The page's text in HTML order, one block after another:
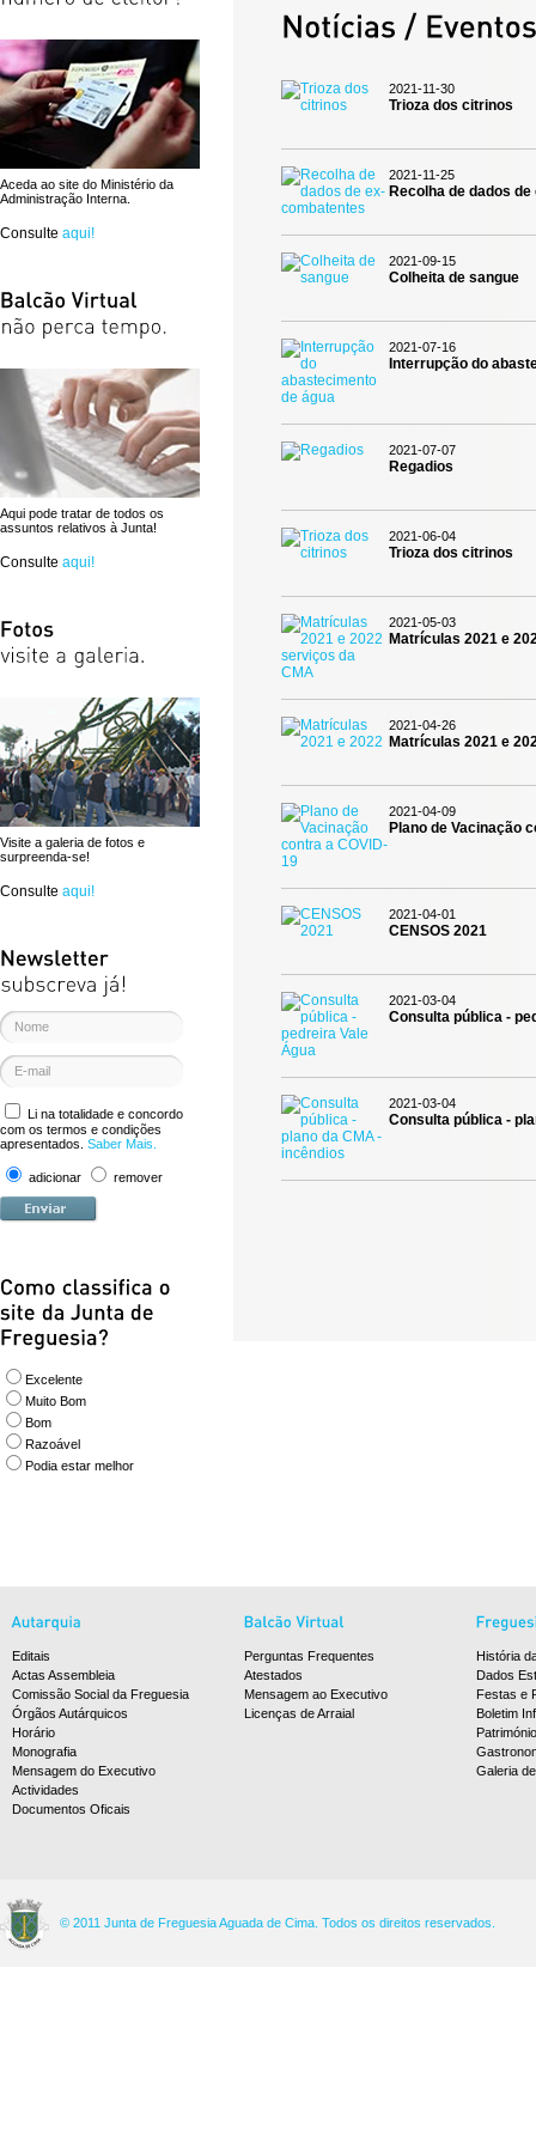
Aceda ao site do Ministério da
Administração Interna.
Consulte aqui!
Aqui pode tratar de todos os
assuntos relativos à Junta!
Consulte aqui!
Visite a galeria de fotos e
surpreenda-se!
Consulte aqui!
Li na totalidade e concordo
com os termos e condições
apresentados. Saber Mais.
adicionar remover
Excelente
Muito Bom
Bom
Razoável
Podia estar melhor
2021-11-30
Trioza dos citrinos
2021-11-25
Recolha de dados
2021-09-15
Colheita de sangue
2021-07-16
Interrupção do
2021-07-07
Regadios
2021-06-04
Trioza dos citrinos
2021-05-03
Matrículas 2021 e
2021-04-26
Matrículas 2021 e
2021-04-09
Plano de Vacinação
2021-04-01
CENSOS 2021
2021-03-04
Consulta pública -
2021-03-04
Consulta pública -
Editais
Actas Assembleia
Comissão Social da Freguesia
Órgãos Autárquicos
Horário
Monografia
Mensagem do Executivo
Actividades
Documentos Oficais
Perguntas Frequentes
Atestados
Mensagem ao Executivo
Licenças de Arraial
História
Dados
Festas e
Boletim
Património
Galeria
© 2011 Junta de Freguesia Aguada de Cima. Todos os direitos reservados.